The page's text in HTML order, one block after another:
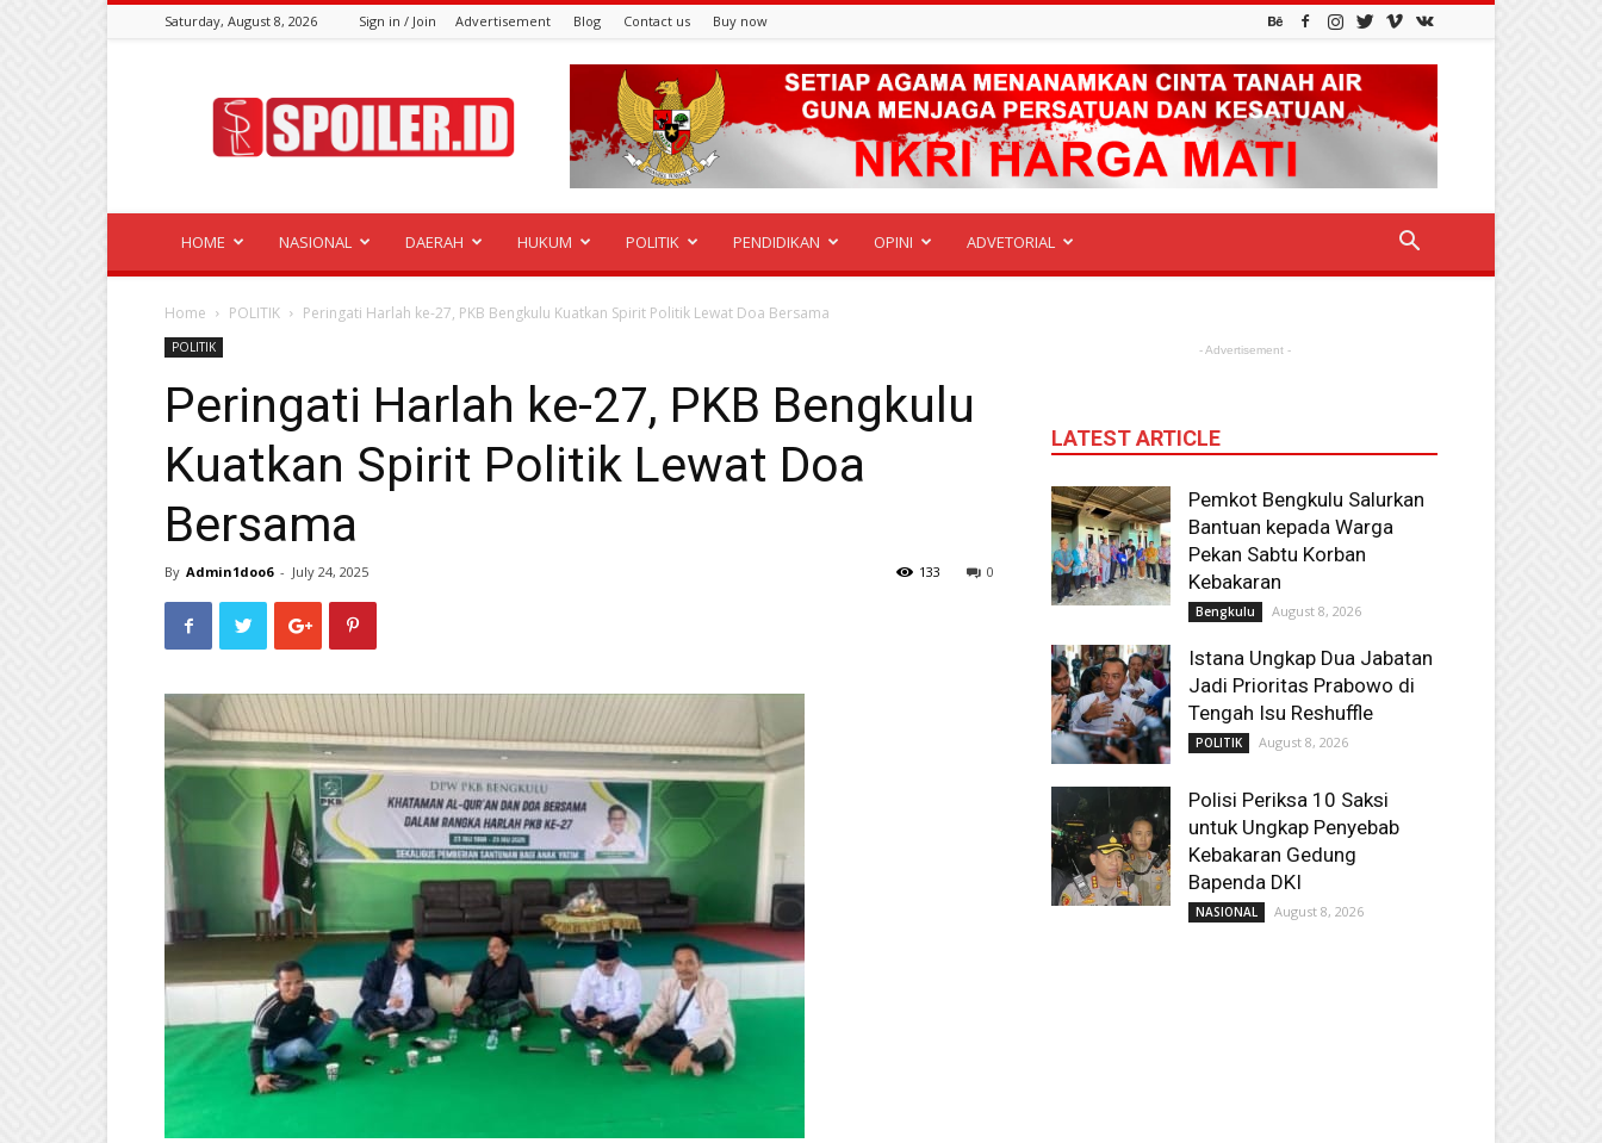
Saturday, August 8, 2026 Sign in / Join Advertisement Blog Contact us Buy now
HOME NASIONAL DAERAH HUKUM POLITIK PENDIDIKAN OPINI ADVETORIAL
Home POLITIK Peringati Harlah ke-27, PKB Bengkulu Kuatkan Spirit Politik Lewat Doa Bersama
POLITIK
Peringati Harlah ke-27, PKB Bengkulu
Kuatkan Spirit Politik Lewat Doa
Bersama
By Admin1doo6 - July 24, 2025 0
133
- Advertisement -
LATEST ARTICLE
Pemkot Bengkulu Salurkan
Bantuan kepada Warga
Pekan Sabtu Korban
Kebakaran
Bengkulu August 8, 2026
Istana Ungkap Dua Jabatan
Jadi Prioritas Prabowo di
Tengah Isu Reshuffle
POLITIK August 8, 2026
Polisi Periksa 10 Saksi
untuk Ungkap Penyebab
Kebakaran Gedung
Bapenda DKI
NASIONAL August 8, 2026